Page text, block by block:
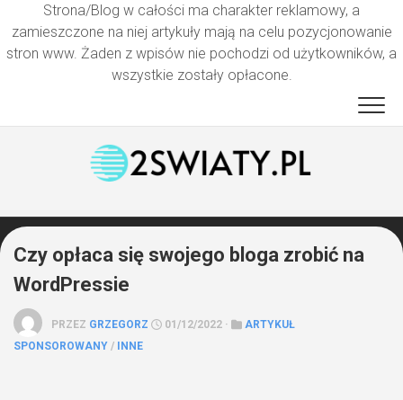
Strona/Blog w całości ma charakter reklamowy, a
zamieszczone na niej artykuły mają na celu pozycjonowanie
stron www. Żaden z wpisów nie pochodzi od użytkowników, a
wszystkie zostały opłacone.
Czy opłaca się swojego bloga zrobić na
WordPressie
PRZEZ GRZEGORZ 01/12/2022 ·
ARTYKUŁ
SPONSOROWANY / INNE